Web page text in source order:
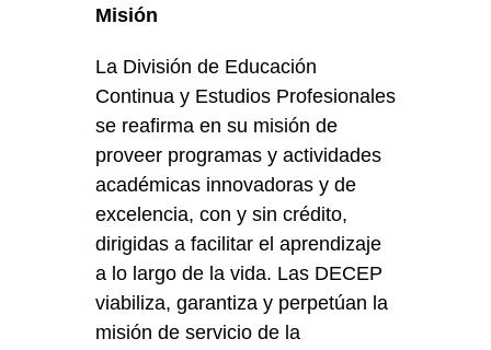
Misión
La División de Educación
Continua y Estudios Profesionales
se reafirma en su misión de
proveer programas y actividades
académicas innovadoras y de
excelencia, con y sin crédito,
dirigidas a facilitar el aprendizaje
a lo largo de la vida. Las DECEP
viabiliza, garantiza y perpetúan la
misión de servicio de la